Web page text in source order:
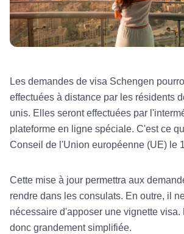
Les demandes de visa Schengen
effectuées à distance par les résidents
unis. Elles seront effectuées par
plateforme en ligne spéciale. C'est ce
Conseil de l'Union européenne (UE) le
Cette mise à jour permettra aux
rendre dans les consulats. En outre, il
nécessaire d'apposer une vignette visa.
donc grandement simplifiée.